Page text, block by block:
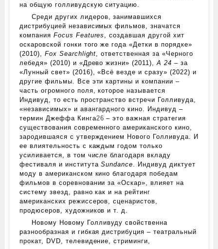
на общую голливудскую ситуацию.
Среди других лидеров, занимавшихся
дистрибуцией независимых фильмов, значатся
компания Focus Features
, создавшая другой хит
оскаровской гонки того же года «Детки в порядке»
(2010), Fox Searchlight , ответственная за «Черного
лебедя» (2010) и «Древо жизни» (2011),A 24 – за
«Лунный свет» (2016), «Всё везде и сразу» (2022) и
другие фильмы. Все эти картины и компании –
часть огромного поля, которое называется
Индивуд, то есть пространство встречи Голливуда,
«независимых» и авангардного кино. Индивуд –
термин Джеффа Кинга26 – это важная стратегия
существования современного американского кино,
зародившаяся с утверждением Нового Голливуда. И
ее влиятельность с каждым годом только
усиливается, в том числе благодаря вкладу
фестиваля и институтаSundance . Индивуд диктует
моду в американском кино благодаря победам
фильмов в соревновании за «Оскар», влияет на
систему звезд, равно как и на рейтинг
американских режиссеров, сценаристов,
продюсеров, художников и т. д.
Новому Новому Голливуду свойственна
разнообразная и гибкая дистрибуция – театральный
прокат, DVD, телевидение, стриминги,